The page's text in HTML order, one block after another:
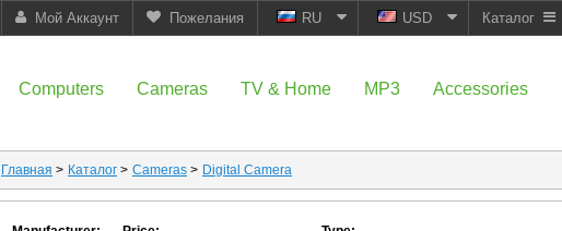
Мой Аккаунт Пожелания RU USD Каталог
Computers Cameras TV & Home MP3 Accessories
Главная > Каталог > Cameras > Digital Camera